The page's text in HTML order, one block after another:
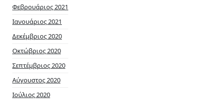
Φεβρουάριος 2021
Ιανουάριος 2021
Δεκέμβριος 2020
Οκτώβριος 2020
Σεπτέμβριος 2020
Αύγουστος 2020
Ιούλιος 2020